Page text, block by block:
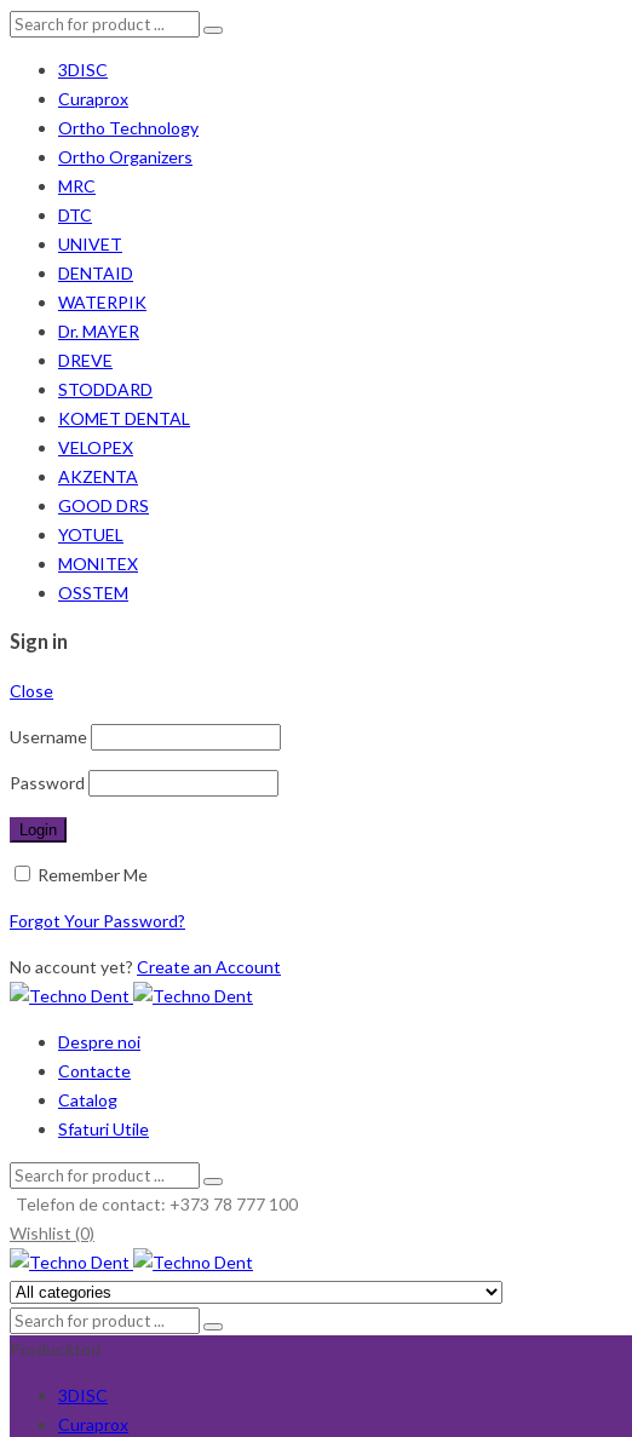
3DISC
Curaprox
Ortho Technology
Ortho Organizers
MRC
DTC
UNIVET
DENTAID
WATERPIK
Dr. MAYER
DREVE
STODDARD
KOMET DENTAL
VELOPEX
AKZENTA
GOOD DRS
YOTUEL
MONITEX
OSSTEM
Sign in
Close
Username
Password
Remember Me
Forgot Your Password?
No account yet? Create an Account
Despre noi
Contacte
Catalog
Sfaturi Utile
Telefon de contact: +373 78 777 100
Wishlist (0)
Producători
3DISC
Curaprox